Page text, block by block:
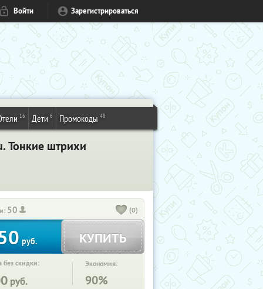
Войти Зарегистрироваться
16 Дети 6 Промокоды 48
Тонкие штрихи
50 (0)
руб. КУПИТЬ
без скидки:
руб.
Экономия:
90%